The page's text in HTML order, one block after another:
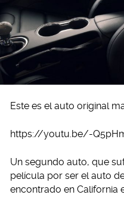
Este es el auto original
https://youtu.be/-
Un segundo auto, que
película por ser el auto
encontrado en California